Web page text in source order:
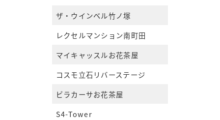
ザ・ウインベル竹ノ塚
レクセルマンション南町田
マイキャッスルお花茶屋
コスモ立石リバーステージ
ビラカーサお花茶屋
S4-Tower